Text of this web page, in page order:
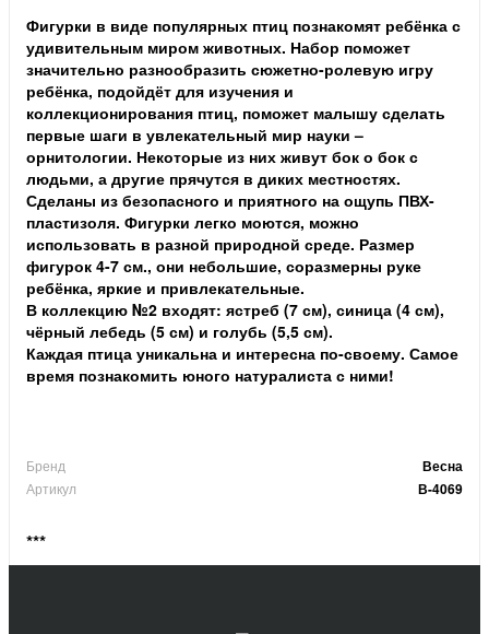
Фигурки в виде популярных птиц познакомят ребёнка с
удивительным миром животных. Набор поможет
значительно разнообразить сюжетно-ролевую игру
ребёнка, подойдёт для изучения и
коллекционирования птиц, поможет малышу сделать
первые шаги в увлекательный мир науки –
орнитологии. Некоторые из них живут бок о бок с
людьми, а другие прячутся в диких местностях.
Сделаны из безопасного и приятного на ощупь ПВХ-
пластизоля. Фигурки легко моются, можно
использовать в разной природной среде. Размер
фигурок 4-7 см., они небольшие, соразмерны руке
ребёнка, яркие и привлекательные.
В коллекцию №2 входят: ястреб (7 см), синица (4 см),
чёрный лебедь (5 см) и голубь (5,5 см).
Каждая птица уникальна и интересна по-своему. Самое
время познакомить юного натуралиста с ними!
Бренд Весна
Артикул В-4069
***